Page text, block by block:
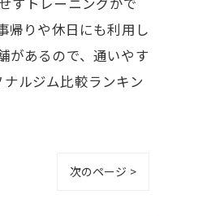
帰りや休日にも利用し
があるので、通いやす
ルジム比較ランキン
次のページ >